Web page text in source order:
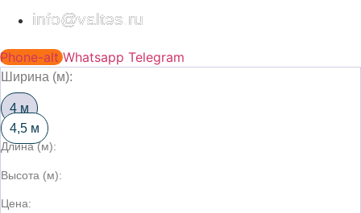
info@valtes.ru
Phone-alt Whatsapp Telegram
Ширина (м):
4 м
4,5 м
Длина (м):
Высота (м):
Цена: